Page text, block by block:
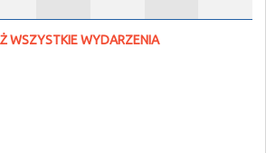
WSZYSTKIE WYDARZENIA